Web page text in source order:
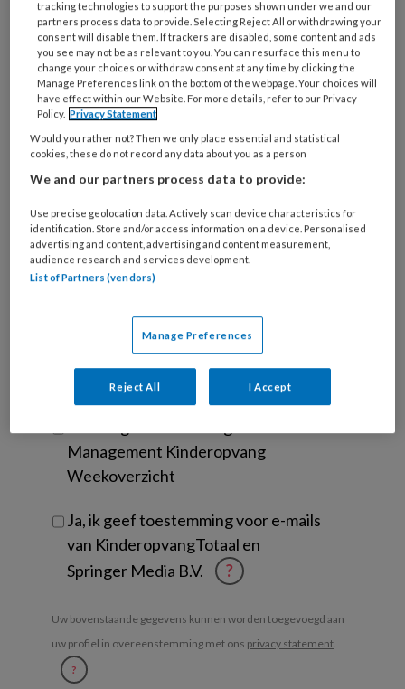
Al een account of abonnement?Log dan in
Wat
is
je
e-
mailadres?
Kies
je
wachtwoord* *
Kies
je
functie *
Bij
organisatie
Ontvang 2x per week de
KinderopvangTotaal nieuwsbrief
Management Kinderopvang
Weekoverzicht
Ja, ik geef toestemming voor e-mails
van KinderopvangTotaal en
Springer Media B.V.
?
Uw bovenstaande gegevens kunnen worden toegevoegd aan
uw profiel in overeenstemming met ons privacy statement.
?
tracking technologies to support the purposes shown under we and our
partners process data to provide. Selecting Reject All or withdrawing your
consent will disable them. If trackers are disabled, some content and ads
you see may not be as relevant to you. You can resurface this menu to
change your choices or withdraw consent at any time by clicking the
Manage Preferences link on the bottom of the webpage. Your choices will
have effect within our Website. For more details, refer to our Privacy
Policy. Privacy Statement
Would you rather not? Then we only place essential and statistical
cookies, these do not record any data about you as a person
We and our partners process data to provide:
Use precise geolocation data. Actively scan device characteristics for
identification. Store and/or access information on a device. Personalised
advertising and content, advertising and content measurement,
audience research and services development.
List of Partners (vendors)
Manage Preferences
Reject All I Accept